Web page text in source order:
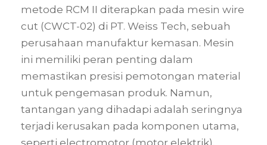
metode RCM II diterapkan pada mesin wire
cut (CWCT-02) di PT. Weiss Tech, sebuah
perusahaan manufaktur kemasan. Mesin
ini memiliki peran penting dalam
memastikan presisi pemotongan material
untuk pengemasan produk. Namun,
tantangan yang dihadapi adalah seringnya
terjadi kerusakan pada komponen utama,